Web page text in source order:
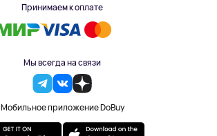
Принимаем к оплате
Мы всегда на связи
Мобильное приложение DoBuy